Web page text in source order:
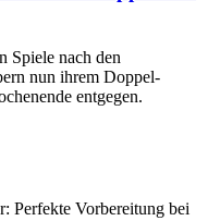
Spiele nach den
nun ihrem Doppel-
entgegen.